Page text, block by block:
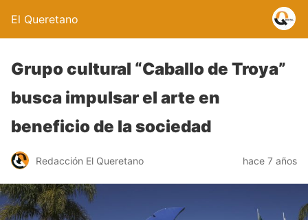
El Queretano
Grupo cultural “Caballo de Troya”
busca impulsar el arte en
beneficio de la sociedad
Redacción El Queretano hace 7 años